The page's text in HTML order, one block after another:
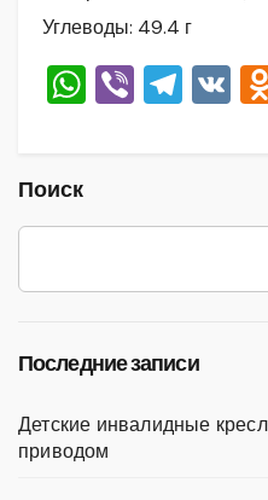
Углеводы: 49.4 г
W
A
p
Vi T
a
m
V
Поиск
Последние записи
Детские инвалидные
приводом